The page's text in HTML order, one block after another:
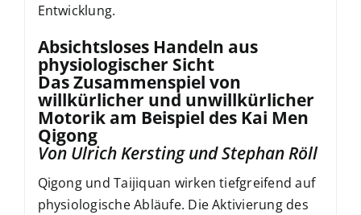
Entwicklung.
Absichtsloses Handeln aus
physiologischer Sicht
Das Zusammenspiel von
willkürlicher und unwillkürlicher
Motorik am Beispiel des Kai Men
Qigong
Von Ulrich Kersting und Stephan Röll
Qigong und Taijiquan wirken tiefgreifend auf
physiologische Abläufe. Die Aktivierung des